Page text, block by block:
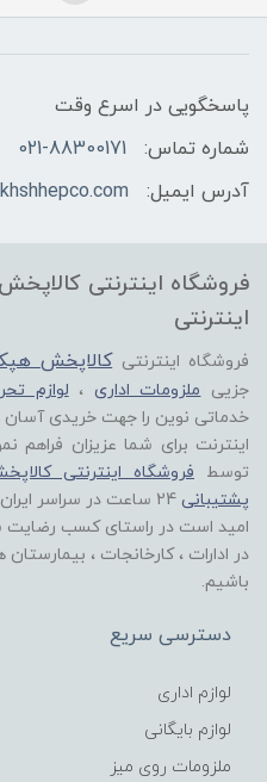
پاسخگویی در اسرع وقت
شماره تماس:
021-88300171
آدرس ایمیل:
فروشگاه اینترنتی
اینترنتی
فروشگاه اینترنتی کالاپخش
جزییملزومات اداری ،لوازم
خدماتی نوین را جهت خریدی
اینترنت برای شما عزیزان
توسط فروشگاه اینترنتی
پشتیبانی
امید است در راستای کسب رضایت
در ادارات ، کارخانجات ،
باشیم.
دسترسی سریع
لوازم اداری
لوازم بایگانی
ملزومات روی میز